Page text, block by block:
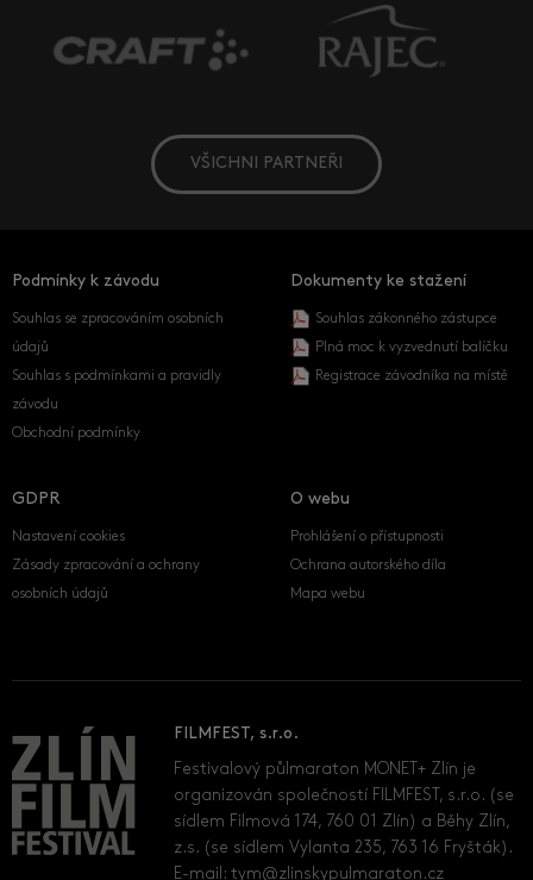
VŠICHNI PARTNEŘI
Podmínky k závodu
Souhlas se zpracováním osobních
údajů
Souhlas s podmínkami a pravidly
závodu
Obchodní podmínky
Dokumenty ke stažení
Souhlas zákonného zástupce
Plná moc k vyzvednutí balíčku
Registrace závodníka na místě
GDPR
Nastavení cookies
Zásady zpracování a ochrany
osobních údajů
O webu
Prohlášení o přístupnosti
Ochrana autorského díla
Mapa webu
FILMFEST, s.r.o.
Festivalový půlmaraton MONET+ Zlín je
organizován společností FILMFEST, s.r.o. (se
sídlem Filmová 174, 760 01 Zlín) a Běhy Zlín,
z.s. (se sídlem Vylanta 235, 763 16 Fryšták).
E-mail:tym@zlinskypulmaraton.cz